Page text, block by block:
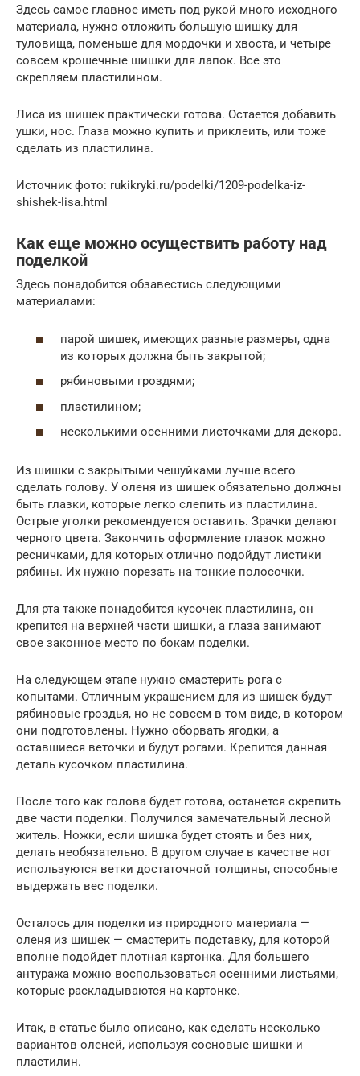
Здесь самое главное иметь под рукой много исходного
материала, нужно отложить большую шишку для
туловища, поменьше для мордочки и хвоста, и четыре
совсем крошечные шишки для лапок. Все это
скрепляем пластилином.
Лиса из шишек практически готова. Остается добавить
ушки, нос. Глаза можно купить и приклеить, или тоже
сделать из пластилина.
Источник фото: rukikryki.ru/podelki/1209-podelka-iz-
shishek-lisa.html
Как еще можно осуществить работу над
поделкой
Здесь понадобится обзавестись следующими
материалами:
парой шишек, имеющих разные размеры, одна
из которых должна быть закрытой;
рябиновыми гроздями;
пластилином;
несколькими осенними листочками для декора.
Из шишки с закрытыми чешуйками лучше всего
сделать голову. У оленя из шишек обязательно должны
быть глазки, которые легко слепить из пластилина.
Острые уголки рекомендуется оставить. Зрачки делают
черного цвета. Закончить оформление глазок можно
ресничками, для которых отлично подойдут листики
рябины. Их нужно порезать на тонкие полосочки.
Для рта также понадобится кусочек пластилина, он
крепится на верхней части шишки, а глаза занимают
свое законное место по бокам поделки.
На следующем этапе нужно смастерить рога с
копытами. Отличным украшением для из шишек будут
рябиновые гроздья, но не совсем в том виде, в котором
они подготовлены. Нужно оборвать ягодки, а
оставшиеся веточки и будут рогами. Крепится данная
деталь кусочком пластилина.
После того как голова будет готова, останется скрепить
две части поделки. Получился замечательный лесной
житель. Ножки, если шишка будет стоять и без них,
делать необязательно. В другом случае в качестве ног
используются ветки достаточной толщины, способные
выдержать вес поделки.
Осталось для поделки из природного материала —
оленя из шишек — смастерить подставку, для которой
вполне подойдет плотная картонка. Для большего
антуража можно воспользоваться осенними листьями,
которые раскладываются на картонке.
Итак, в статье было описано, как сделать несколько
вариантов оленей, используя сосновые шишки и
пластилин.